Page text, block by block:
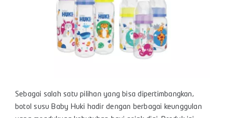
Sebagai salah satu pilihan yang bisa dipertimbangkan,
botol susu Baby Huki hadir dengan berbagai keunggulan